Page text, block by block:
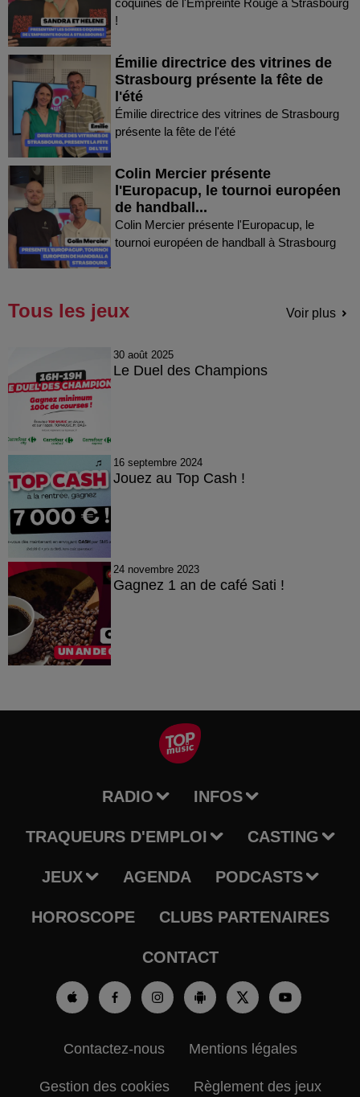
coquines de l'Empreinte Rouge à Strasbourg
!
Émilie directrice des vitrines de
Strasbourg présente la fête de
l'été
Émilie directrice des vitrines de Strasbourg
présente la fête de l'été
Colin Mercier présente
l'Europacup, le tournoi européen
de handball...
Colin Mercier présente l'Europacup, le
tournoi européen de handball à Strasbourg
Tous les jeux Voir plus
30 août 2025
Le Duel des Champions
16 septembre 2024
Jouez au Top Cash !
24 novembre 2023
Gagnez 1 an de café Sati !
RADIO INFOS
TRAQUEURS D'EMPLOI CASTING
JEUX AGENDA PODCASTS
HOROSCOPE CLUBS PARTENAIRES
CONTACT
Contactez-nous Mentions légales
Gestion des cookies Règlement des jeux